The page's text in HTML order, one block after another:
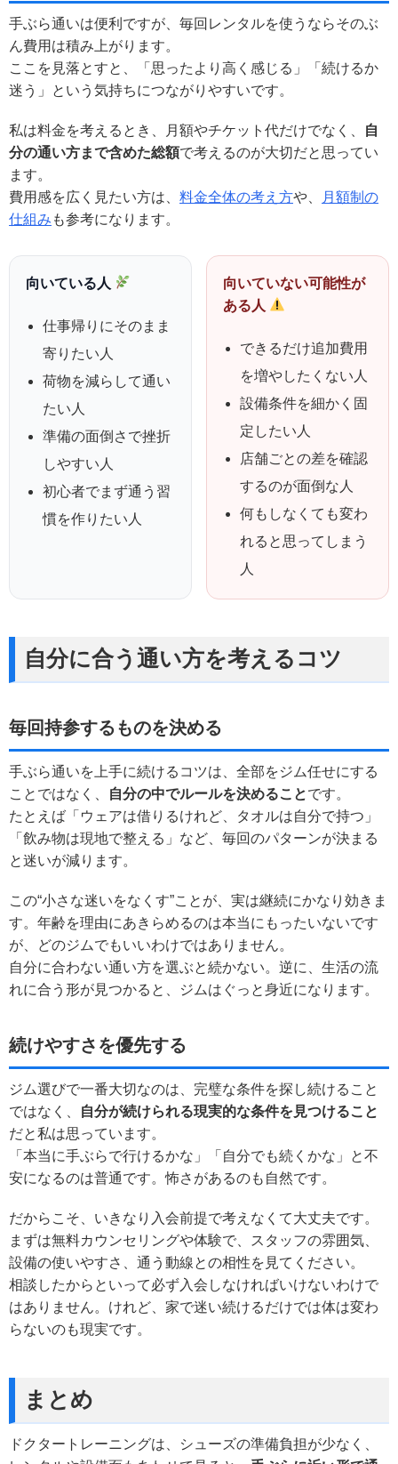
手ぶら通いは便利ですが、毎回レンタルを使うならそのぶ
ん費用は積み上がります。
ここを見落とすと、「思ったより高く感じる」「続けるか
迷う」という気持ちにつながりやすいです。
私は料金を考えるとき、月額やチケット代だけでなく、
自
分の通い方まで含めた総額で考えるのが大切だと思ってい
ます。
費用感を広く見たい方は、 料金全体の考え方や、
月額制の
仕組み も参考になります。
向いている人
仕事帰りにそのまま
寄りたい人
荷物を減らして通い
たい人
準備の面倒さで挫折
しやすい人
初心者でまず通う習
慣を作りたい人
向いていない可能性が
ある人
できるだけ追加費用
を増やしたくない人
設備条件を細かく固
定したい人
店舗ごとの差を確認
するのが面倒な人
何もしなくても変わ
れると思ってしまう
人
自分に合う通い方を考えるコツ
毎回持参するものを決める
手ぶら通いを上手に続けるコツは、全部をジム任せにする
ことではなく、
自分の中でルールを決めることです。
たとえば「ウェアは借りるけれど、タオルは自分で持つ」
「飲み物は現地で整える」など、毎回のパターンが決まる
と迷いが減ります。
この“小さな迷いをなくす”ことが、実は継続にかなり効きま
す。年齢を理由にあきらめるのは本当にもったいないです
が、どのジムでもいいわけではありません。
自分に合わない通い方を選ぶと続かない。逆に、生活の流
れに合う形が見つかると、ジムはぐっと身近になります。
続けやすさを優先する
ジム選びで一番大切なのは、完璧な条件を探し続けること
ではなく、
自分が続けられる現実的な条件を見つけること
だと私は思っています。
「本当に手ぶらで行けるかな」「自分でも続くかな」と不
安になるのは普通です。怖さがあるのも自然です。
だからこそ、いきなり入会前提で考えなくて大丈夫です。
まずは無料カウンセリングや体験で、スタッフの雰囲気、
設備の使いやすさ、通う動線との相性を見てください。
相談したからといって必ず入会しなければいけないわけで
はありません。けれど、家で迷い続けるだけでは体は変わ
らないのも現実です。
まとめ
ドクタートレーニングは、シューズの準備負担が少なく、